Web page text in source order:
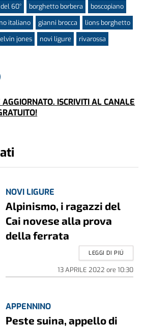
60° borghetto borbera
boscopiano
italiano gianni brocca
lions borghetto
jones novi ligure
rivarossa
ISCRIVITI AL CANALE
NOVI LIGURE
Alpinismo, i ragazzi del
Cai novese alla prova
della ferrata
13 APRILE 2022 ore 10:30
LEGGI DI PIÚ
APPENNINO
Peste suina, appello di